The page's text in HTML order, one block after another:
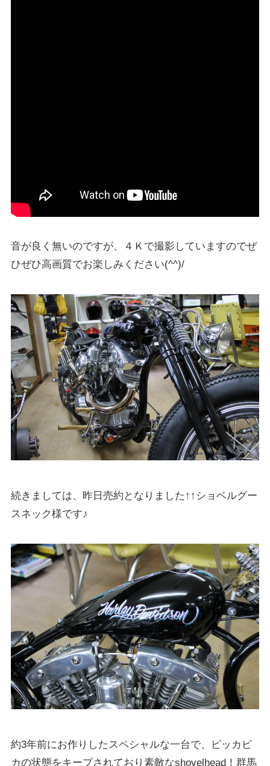
音が良く無いのですが、４Ｋで撮影していますのでぜ
ひぜひ高画質でお楽しみください(^^)/
続きましては、昨日売約となりました↑↑ショベルグー
スネック様です♪
約3年前にお作りしたスペシャルな一台で、ピッカピ
カの状態をキープされており素敵なshovelhead！群馬